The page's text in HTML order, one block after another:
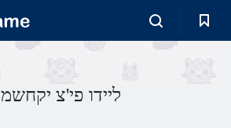
ליידו פי'צ יקחשמ